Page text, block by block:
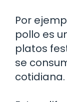
Por
pollo es
platos
se
cotidiana.